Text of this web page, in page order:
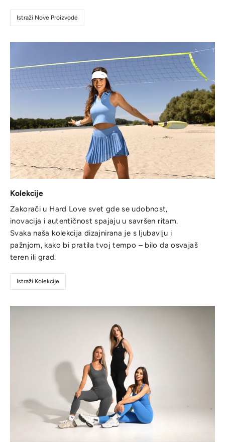
Istraži Nove Proizvode
Kolekcije
Zakorači u Hard Love svet gde se udobnost,
inovacija i autentičnost spajaju u savršen ritam.
Svaka naša kolekcija dizajnirana je s ljubavlju i
pažnjom, kako bi pratila tvoj tempo – bilo da osvajaš
teren ili grad.
Istraži Kolekcije